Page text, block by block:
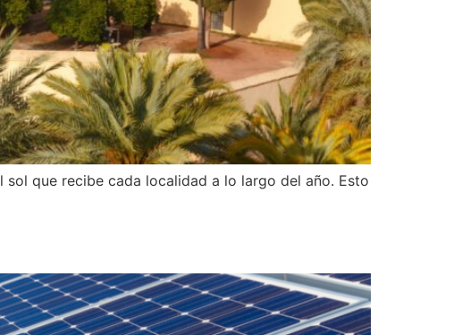
que recibe cada localidad a lo largo del año. Esto